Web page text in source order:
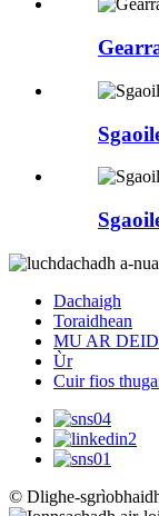
Dachaigh
Toraidhean
MU AR
Ùr
Cuir fios
© Dlighe-